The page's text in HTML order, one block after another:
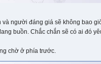
người đáng giá sẽ không bao
buồn. Chắc chắn sẽ có ai đó
chờ ở phía trước.